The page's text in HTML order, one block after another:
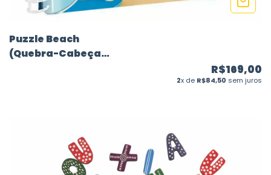
Puzzle Beach
(Quebra-Cabeça
R$169,00
2x de R$84,50 sem juros